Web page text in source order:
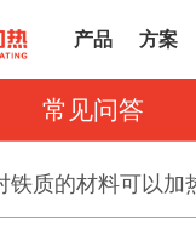
产品 方案
常见问答
铁质的材料可以加